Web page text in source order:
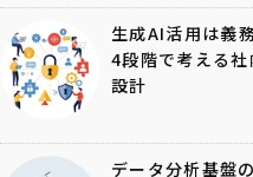
生成AI活用は義
4段階で考える
設計
データ分析基盤